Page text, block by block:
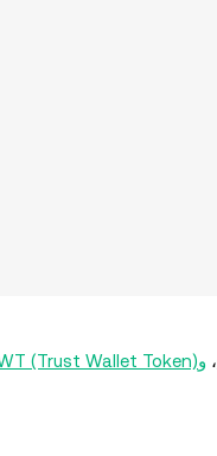
، وTWT (Trust Wallet Token)، و